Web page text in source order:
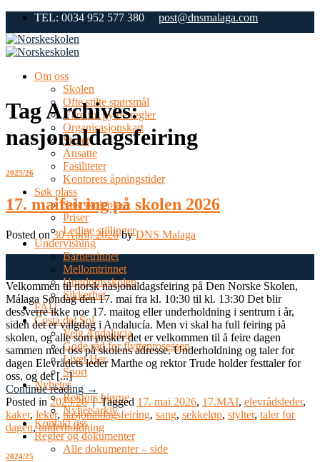
Skip
content
TEL: 0034 952 577 380 post@dnsmalaga.com
Om oss
Skolen
Ofte stilte spørsmål
Våre tre gylne regler
Organisasjonskart
Styret
Ansatte
Fasiliteter
Kontorets åpningstider
Søk plass
Søk skoleplass
Priser
Ledige stillinger
Undervisning
Barnetrinnet
Mellomtrinnet
Ungdomsskolen
Sikkerhet
FAU
Costa del Sol
Velg Andalucia
Gode råd for flytteprosessen
Livet Her
Sport
Nyheter
Rektors hjørne
Nyhetsarkiv
Kontakt oss
Regler og dokumenter
Alle dokumenter – side
Tag Archives:
nasjonaldagsfeiring
2025/26
17. maifeiring på skolen 2026
Posted on30 April, 2026 byDNS Malaga
Velkommen til norsk nasjonaldagsfeiring på Den Norske Skolen,
Málaga Søndag den 17. mai fra kl. 10:30 til kl. 13:30 Det blir
dessverre ikke noe 17. maitog eller underholdning i sentrum i år,
siden det er valgdag i Andalucía. Men vi skal ha full feiring på
skolen, og alle som ønsker det er velkommen til å feire dagen
sammen med oss på skolens adresse. Underholdning og taler for
dagen Elevrådets leder Marthe og rektor Trude holder festtaler for
oss, og det [...]
Continue reading →
Posted in 2025/26 | Tagged 17. mai 2026, 17.MAI, elevrådsleder,
kaker, leker, nasjonaldagsfeiring, sang, sekkeløp, stylter, taler for
dagen,underholdning
2024/25